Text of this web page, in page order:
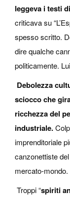
leggeva i testi di
criticava su
spesso scritto.
dire qualche
politicamente.
Debolezza
sciocco che
ricchezza del
industriale.
imprenditoriale
canzonettiste
mercato-mondo.
Troppi “spiriti